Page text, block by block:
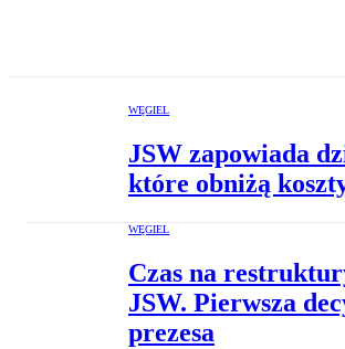
WĘGIEL
JSW zapowiada
które obniżą
WĘGIEL
Czas na
JSW. Pierwsza
prezesa